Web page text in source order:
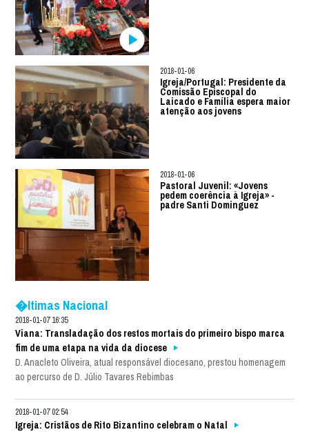
2018-01-06
Igreja/Portugal: Presidente da
Comissão Episcopal do
Laicado e Família espera maior
atenção aos jovens
2018-01-06
Pastoral Juvenil: «Jovens
pedem coerência à Igreja» -
padre Santi Dominguez
�ltimas Nacional
2018-01-07 16:35
Viana: Transladação dos restos mortais do primeiro bispo marca
fim de uma etapa na vida da diocese
D. Anacleto Oliveira, atual responsável diocesano, prestou homenagem
ao percurso de D. Júlio Tavares Rebimbas
2018-01-07 02:54
Igreja: Cristãos de Rito Bizantino celebram o Natal